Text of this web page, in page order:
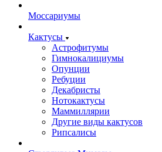
Моссариумы
Кактусы
Астрофитумы
Гимнокалициумы
Опунции
Ребуции
Декабристы
Нотокактусы
Маммиллярии
Другие виды кактусов
Рипсалисы